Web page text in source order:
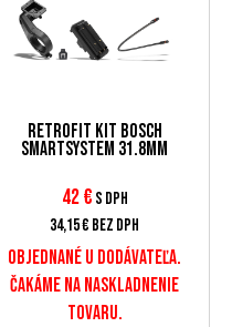
Retrofit kit Bosch
SmartSystem 31.8mm
42€ s DPH
34,15 € bez DPH
Objednané u dodávateľa.
Čakáme na naskladnenie
tovaru.